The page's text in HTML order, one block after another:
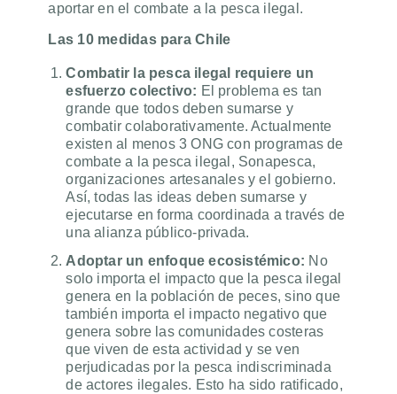
aportar en el combate a la pesca ilegal.
Las 10 medidas para Chile
Combatir la pesca ilegal requiere un
esfuerzo colectivo: El problema es tan
grande que todos deben sumarse y
combatir colaborativamente. Actualmente
existen al menos 3 ONG con programas de
combate a la pesca ilegal, Sonapesca,
organizaciones artesanales y el gobierno.
Así, todas las ideas deben sumarse y
ejecutarse en forma coordinada a través de
una alianza público-privada.
Adoptar un enfoque ecosistémico: No
solo importa el impacto que la pesca ilegal
genera en la población de peces, sino que
también importa el impacto negativo que
genera sobre las comunidades costeras
que viven de esta actividad y se ven
perjudicadas por la pesca indiscriminada
de actores ilegales. Esto ha sido ratificado,